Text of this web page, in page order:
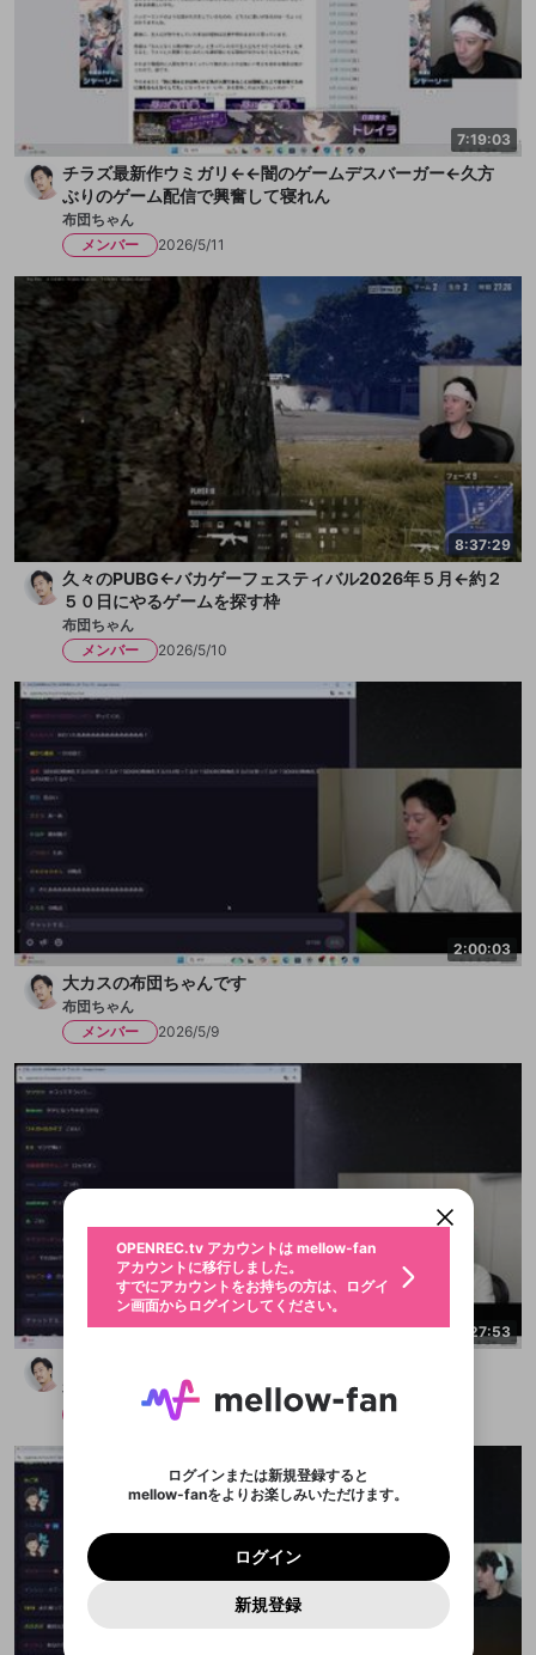
7:19:03
チラズ最新作ウミガリ←←闇のゲームデスバーガー←久方
ぶりのゲーム配信で興奮して寝れん
布団ちゃん
メンバー
2026/5/11
8:37:29
久々のPUBG←バカゲーフェスティバル2026年５月←約２
５０日にやるゲームを探す枠
布団ちゃん
メンバー
2026/5/10
2:00:03
大カスの布団ちゃんです
布団ちゃん
メンバー
2026/5/9
2:27:53
布団ちゃん
2025/10/19
ブレイクタイム広告
ライブ配信中に休憩するときに、最大1分間の広告
を表示することができます。
ユーザーの視聴環境によっては広告を表示すること
ができない場合があります。
詳しくはこちら
アプリで快適に視聴しよう！
ば、通知をもれなく受け取れます！
インストール アプリで開く
新規登録
メールアドレスで新規登録
または
Google
Yahoo! JAPAN
Appleでサインアップ
@
次にお進みください。
ログイン
メールアドレスでログイン
または
Google
Yahoo! JAPAN
Appleでサインイン
ログイン
ログイン
パスワードを忘れた方はこちら
アカウントをお持ちですか？アカウントを作成する
OPENREC.tv アカウントは mellow-fan
アカウントに移行しました。
すでにアカウントをお持ちの方は、ログイ
ン画面からログインしてください。
ログインまたは新規登録すると
mellow-fanをよりお楽しみいただけます。
ログイン
新規登録
登録したメールアドレスを入力し、送信してくださ
再設定する
入力していただいたメールアドレ
スに、パスワード再設定用URLを
のでご確認ください
OK
年
生年月は登録後に変更できません。
お住まいの地域
ご登録いただいた情報はサービスの向上を目的
として使用いたします。
一部サービスをご利用いただくには、生年月の
登録が必要です。
認証コードの入力
メイン及びcs.openrec.co.jpドメイン）が受信拒否設
定に含まれていないかご確認ください。
入力
セッションの有効期限が切れたた
不適切なユーザーとして報告しま
すか？
問題を選択してください
わいせつな表現
著作権の侵害
なりすまし行為
0
報告された問題については、利用規約に違反しているか
どうかをスタッフが確認します。
用することは、利用規約違反になります。
サブスクシェア
詳しくはこちら
Discordアカウントをお持ちでない方
Discordアカウントを作成
Discordは第三者が提供するコミュニティーサービスで、
mellow-fanとは関わりがありません。Discordに関してのお
問い合わせにはお答えすることができません。Discordの仕
様変更により、限定コミュニティ特典の提供が終了する可能